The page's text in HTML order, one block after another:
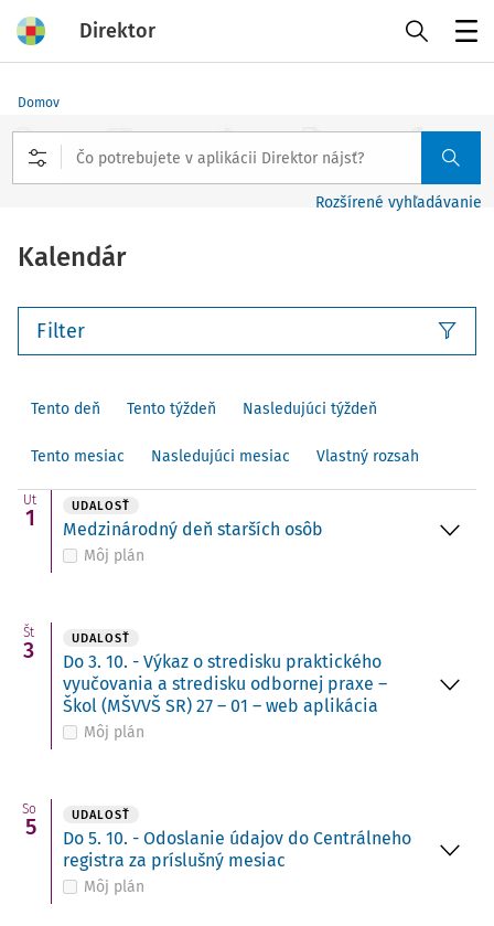
Direktor
Domov
Rozšírené vyhľadávanie
Kalendár
Filter
Tento deň Tento týždeň Nasledujúci týždeň
Tento mesiac Nasledujúci mesiac Vlastný rozsah
Ut
1 UDALOSŤ
Medzinárodný deň starších osôb
Môj plán
Št
3 UDALOSŤ
Do 3. 10. - Výkaz o stredisku praktického
vyučovania a stredisku odbornej praxe –
Škol (MŠVVŠ SR) 27 – 01 – web aplikácia
Môj plán
So
5 UDALOSŤ
Do 5. 10. - Odoslanie údajov do Centrálneho
registra za príslušný mesiac
Môj plán